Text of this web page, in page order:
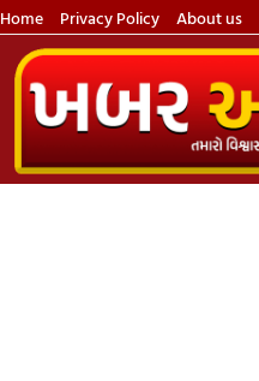
Home Privacy Policy About us